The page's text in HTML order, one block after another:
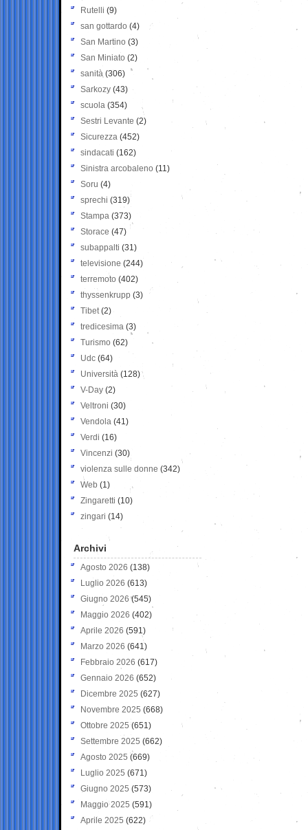
Rutelli (9)
san gottardo (4)
San Martino (3)
San Miniato (2)
sanità (306)
Sarkozy (43)
scuola (354)
Sestri Levante (2)
Sicurezza (452)
sindacati (162)
Sinistra arcobaleno (11)
Soru (4)
sprechi (319)
Stampa (373)
Storace (47)
subappalti (31)
televisione(244)
terremoto (402)
thyssenkrupp (3)
Tibet(2)
tredicesima (3)
Turismo (62)
Udc (64)
Università (128)
V-Day (2)
Veltroni (30)
Vendola (41)
Verdi (16)
Vincenzi (30)
violenza sulle donne (342)
Web (1)
Zingaretti (10)
zingari (14)
Archivi
Agosto 2026 (138)
Luglio 2026 (613)
Giugno 2026 (545)
Maggio 2026 (402)
Aprile 2026 (591)
Marzo 2026 (641)
Febbraio 2026 (617)
Gennaio 2026 (652)
Dicembre 2025 (627)
Novembre 2025 (668)
Ottobre 2025 (651)
Settembre 2025 (662)
Agosto 2025 (669)
Luglio 2025 (671)
Giugno 2025 (573)
Maggio 2025 (591)
Aprile 2025 (622)